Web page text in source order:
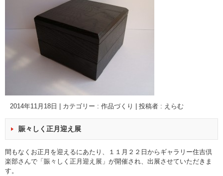
2014年11月18日 カテゴリー : 作品づくり 投稿者 : えらむ
賑々しく正月迎え展
間もなくお正月を迎えるにあたり、１１月２２日から ギャラリー住吉倶
楽部さんで「賑々しく正月迎え展」が開催され、出展させていただきま
す。